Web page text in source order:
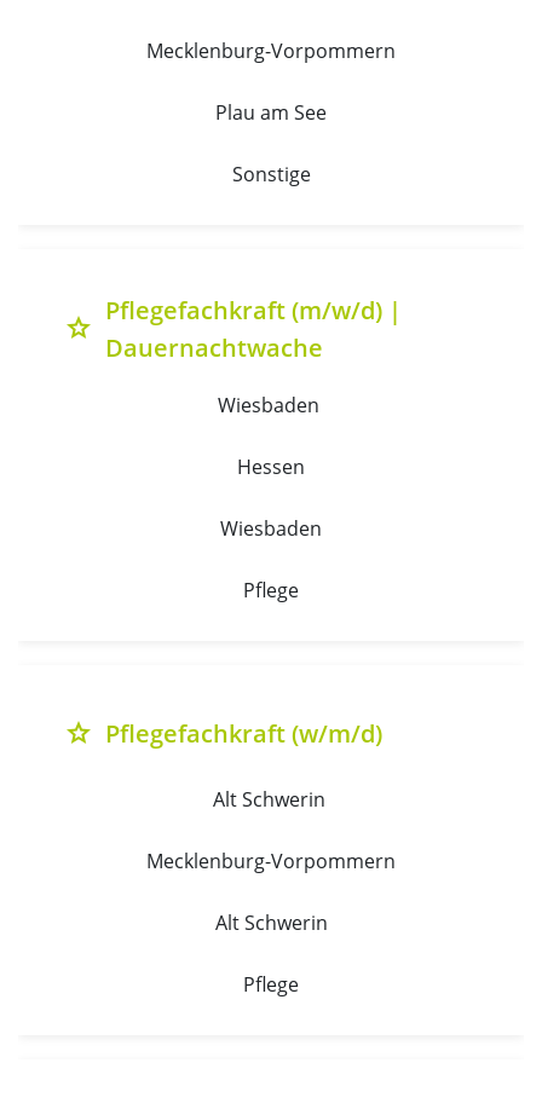
Mecklenburg-Vorpommern
Plau am See
Sonstige
grade
Pflegefachkraft (m/w/d) |
Dauernachtwache
Wiesbaden
Hessen
Wiesbaden
Pflege
grade Pflegefachkraft (w/m/d)
Alt Schwerin
Mecklenburg-Vorpommern
Alt Schwerin
Pflege